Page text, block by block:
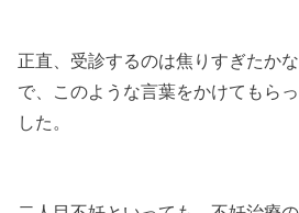
正直、受診するのは焦りすぎたか
で、このような言葉をかけてもら
した。